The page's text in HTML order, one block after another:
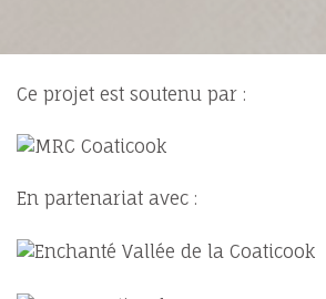
Ce projet est soutenu par :
En partenariat avec :